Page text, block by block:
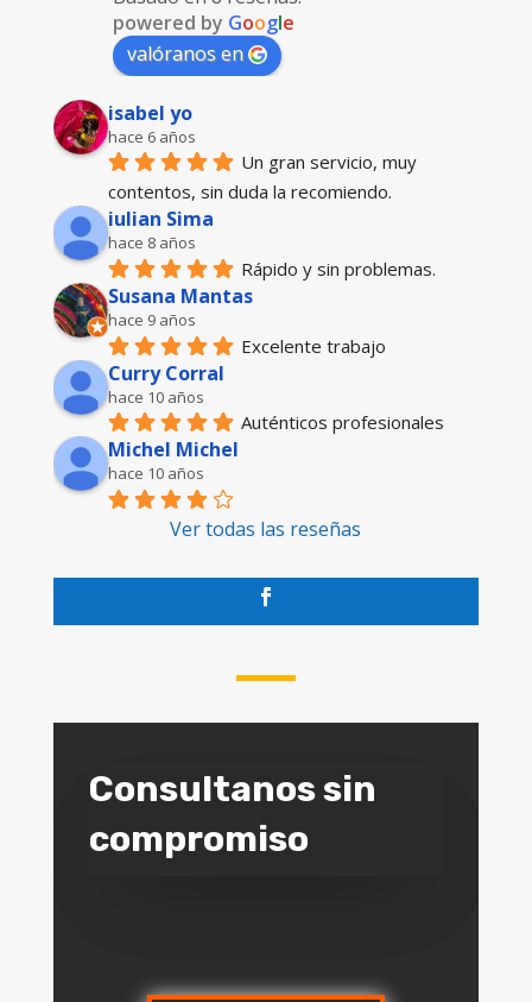
powered by Google
valóranos en
isabel yo
hace 6 años
Un gran servicio, muy
contentos, sin duda la recomiendo.
iulian Sima
hace 8 años
Rápido y sin problemas.
Susana Mantas
hace 9 años
Excelente trabajo
Curry Corral
hace 10 años
Auténticos profesionales
Michel Michel
hace 10 años
Ver todas las reseñas
Consultanos sin
compromiso